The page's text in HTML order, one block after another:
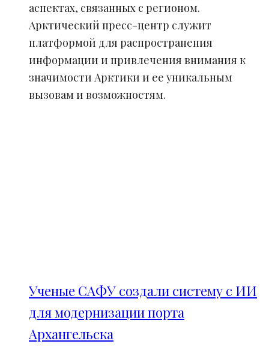
аспектах, связанных с регионом.
Арктический пресс-центр служит
платформой для распространения
информации и привлечения внимания к
значимости Арктики и ее уникальным
вызовам и возможностям.
Ученые САФУ создали систему с ИИ
для модернизации порта
Архангельска